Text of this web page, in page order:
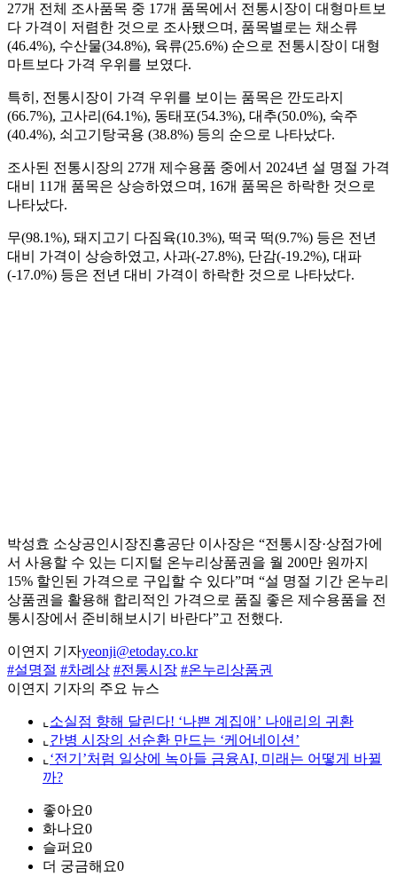
27개 전체 조사품목 중 17개 품목에서 전통시장이 대형마트보
다 가격이 저렴한 것으로 조사됐으며, 품목별로는 채소류
(46.4%), 수산물(34.8%), 육류(25.6%) 순으로 전통시장이 대형
마트보다 가격 우위를 보였다.
특히, 전통시장이 가격 우위를 보이는 품목은 깐도라지
(66.7%), 고사리(64.1%), 동태포(54.3%), 대추(50.0%), 숙주
(40.4%), 쇠고기탕국용 (38.8%) 등의 순으로 나타났다.
조사된 전통시장의 27개 제수용품 중에서 2024년 설 명절 가격
대비 11개 품목은 상승하였으며, 16개 품목은 하락한 것으로
나타났다.
무(98.1%), 돼지고기 다짐육(10.3%), 떡국 떡(9.7%) 등은 전년
대비 가격이 상승하였고, 사과(-27.8%), 단감(-19.2%), 대파
(-17.0%) 등은 전년 대비 가격이 하락한 것으로 나타났다.
박성효 소상공인시장진흥공단 이사장은 “전통시장·상점가에
서 사용할 수 있는 디지털 온누리상품권을 월 200만 원까지
15% 할인된 가격으로 구입할 수 있다”며 “설 명절 기간 온누리
상품권을 활용해 합리적인 가격으로 품질 좋은 제수용품을 전
통시장에서 준비해보시기 바란다”고 전했다.
이연지 기자yeonji@etoday.co.kr
#설명절 #차례상 #전통시장 #온누리상품권
이연지 기자의 주요 뉴스
⌞ 소실점 향해 달린다! ‘나쁜 계집애’ 나애리의 귀환
⌞ 간병 시장의 선순환 만드는 ‘케어네이션’
⌞ ‘전기’처럼 일상에 녹아들 금융AI, 미래는 어떻게 바뀔
까?
좋아요0
화나요0
슬퍼요0
더 궁금해요0